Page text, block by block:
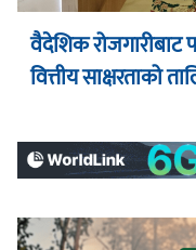
वैदेशिक रोजगारीबाट
वित्तीय साक्षरताको